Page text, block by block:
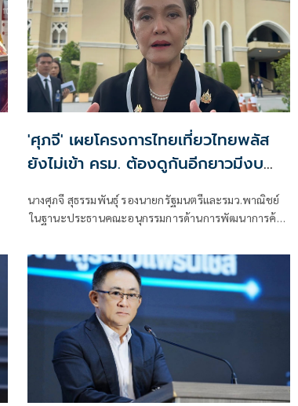
'ศุภจี' เผยโครงการไทยเที่ยวไทยพลัส
ยังไม่เข้า ครม. ต้องดูกันอีกยาวมีงบ
นางศุภจี สุธรรมพันธุ์ รองนายกรัฐมนตรีและรมว.พาณิชย์
ในฐานะประธานคณะอนุกรรมการด้านการพัฒนาการค้า
ร่วมภาครัฐและเอกชนเพื่อแก้ไขปัญหาทางเศรษฐกิจ
(กรอ.) กล่าวถึง การพิจารณาโครงการไทยเที่ยวไทย พลัส
ว่า ขณะนี้กำลังพูดคุยกันอยู่ เพราะต้องดูว่า เงินที่เรามีอยู่ใน
วงเงินที่จำกัดขณะนี้ ต้องดูการผ่านงบประมาณใ